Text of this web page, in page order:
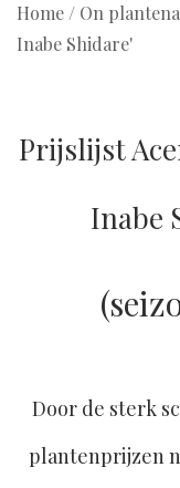
Home / On
Inabe Shidare'
Prijslijst
Inabe
Door de sterk
plantenprijzen